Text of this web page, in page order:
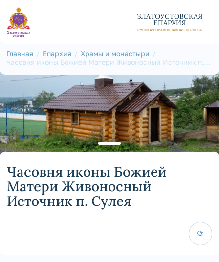
ЗЛАТОУСТОВСКАЯ
ЕПАРХИЯ
РУССКАЯ ПРАВОСЛАВНАЯ ЦЕРКОВЬ
Главная Епархия
Храмы и монастыри
Часовня иконы Божией Матери Живоносный Источник п.
Часовня иконы Божией
Матери Живоносный
Источник п. Сулея